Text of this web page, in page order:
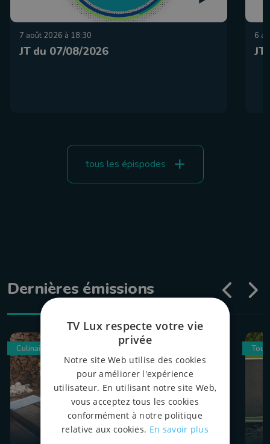
7 août 2026 à 18:30
JT du 07/08/2026
6
JT
tous les épispodes
Dernières émissions
Culinaire
TV Lux respecte votre vie
privée
Notre site Web utilise des cookies
pour améliorer l'expérience
utilisateur. En utilisant notre site Web,
vous acceptez tous les cookies
conformément à notre politique
relative aux cookies. En savoir plus